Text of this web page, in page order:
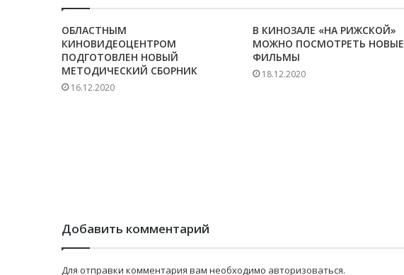
ОБЛАСТНЫМ
КИНОВИДЕОЦЕНТРОМ
ПОДГОТОВЛЕН НОВЫЙ
МЕТОДИЧЕСКИЙ СБОРНИК
16.12.2020
В КИНОЗАЛЕ «НА РИЖСКОЙ»
МОЖНО ПОСМОТРЕТЬ НОВЫЕ
ФИЛЬМЫ
18.12.2020
Добавить комментарий
Для отправки комментария вам необходимо авторизоваться.